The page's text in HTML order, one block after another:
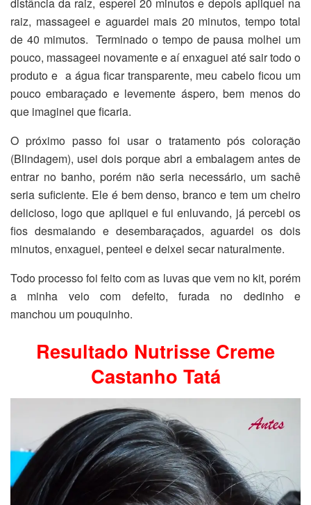
raiz, massageei e aguardei mais 20 minutos, tempo total
de 40 mimutos. Terminado o tempo de pausa molhei um
pouco, massageei novamente e aí enxaguei até sair todo o
produto e a água ficar transparente, meu cabelo ficou um
pouco embaraçado e levemente áspero, bem menos do
que imaginei que ficaria.
O próximo passo foi usar o tratamento pós coloração
(Blindagem), usei dois porque abri a embalagem antes de
entrar no banho, porém não seria necessário, um sachê
seria suficiente. Ele é bem denso, branco e tem um cheiro
delicioso, logo que apliquei e fui enluvando, já percebi os
fios desmaiando e desembaraçados, aguardei os dois
minutos, enxaguei, penteei e deixei secar naturalmente.
Todo processo foi feito com as luvas que vem no kit, porém
a minha veio com defeito, furada no dedinho e
manchou um pouquinho.
Resultado Nutrisse Creme
Castanho Tatá